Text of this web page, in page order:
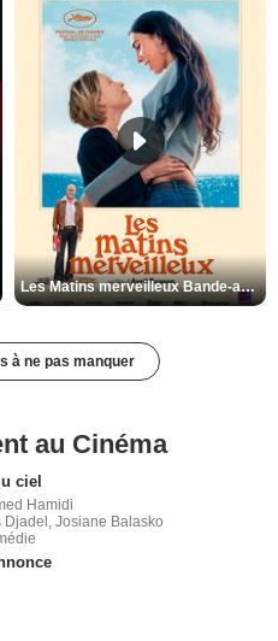
Les Matins merveilleux Bande-annonce VF
à ne pas manquer
au Cinéma
ciel
Hamidi
Djadel, Josiane Balasko